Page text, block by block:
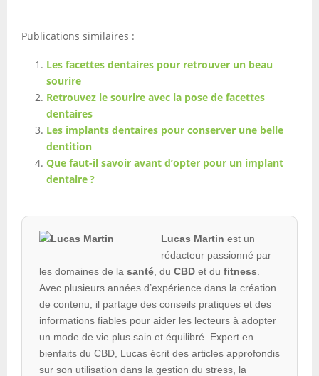
Publications similaires :
Les facettes dentaires pour retrouver un beau
sourire
Retrouvez le sourire avec la pose de facettes
dentaires
Les implants dentaires pour conserver une belle
dentition
Que faut-il savoir avant d’opter pour un implant
dentaire ?
Lucas Martin est un
rédacteur passionné par
les domaines de la santé , du CBD et du fitness
Avec plusieurs années d’expérience dans la création
de contenu, il partage des conseils pratiques et des
informations fiables pour aider les lecteurs à adopter
un mode de vie plus sain et équilibré. Expert en
bienfaits du CBD, Lucas écrit des articles approfondis
sur son utilisation dans la gestion du stress, la